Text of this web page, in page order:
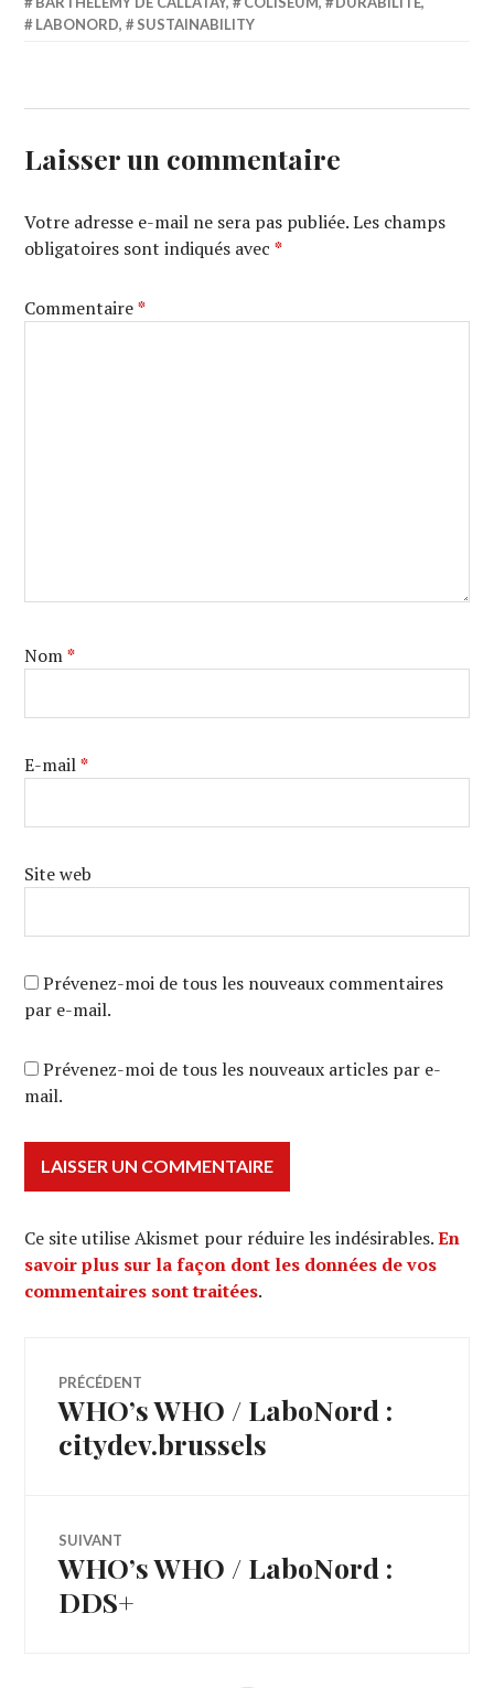
LABONORD, SUSTAINABILITY
Laisser un commentaire
Votre adresse e-mail ne sera pas publiée. Les champs
obligatoires sont indiqués avec*
Commentaire*
Nom*
E-mail*
Site web
Prévenez-moi de tous les nouveaux commentaires
par e-mail.
Prévenez-moi de tous les nouveaux articles par e-
mail.
Ce site utilise Akismet pour réduire les indésirables.En
savoir plus sur la façon dont les données de vos
commentaires sont traitées.
Navigation
de
PRÉCÉDENT
Article
précédent :
WHO’s WHO / LaboNord :
citydev.brussels
SUIVANT
Article
WHO’s WHO / LaboNord :
DDS+